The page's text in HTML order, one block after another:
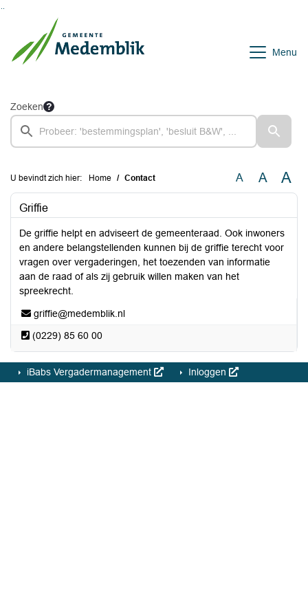
Menu
Zoeken
U bevindt zich hier: Home Contact A A A
Griffie
De griffie helpt en adviseert de gemeenteraad. Ook inwoners
en andere belangstellenden kunnen bij de griffie terecht voor
vragen over vergaderingen, het toezenden van informatie
aan de raad of als zij gebruik willen maken van het
spreekrecht.
griffie@medemblik.nl
(0229) 85 60 00
iBabs Vergadermanagement Inloggen